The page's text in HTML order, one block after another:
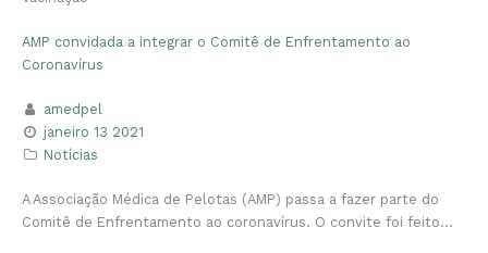
AMP convidada a integrar o Comitê de Enfrentamento ao
Coronavírus
amedpel
janeiro 13 2021
Notícias
A Associação Médica de Pelotas (AMP) passa a fazer parte do
Comitê de Enfrentamento ao coronavírus. O convite foi feito…